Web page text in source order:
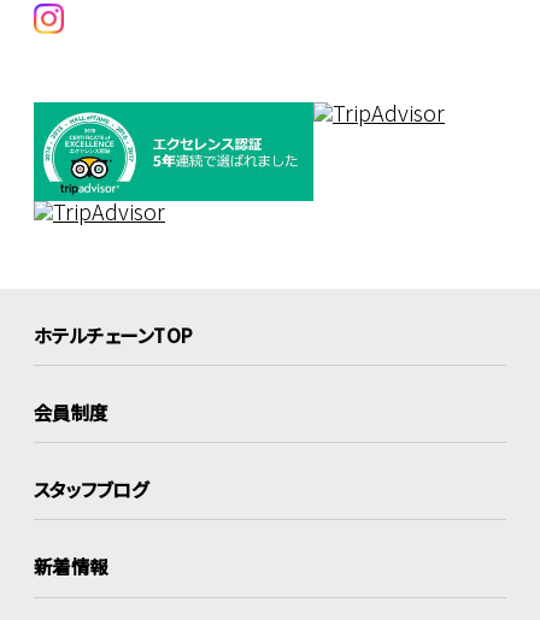
ホテルチェーンTOP
会員制度
スタッフブログ
新着情報